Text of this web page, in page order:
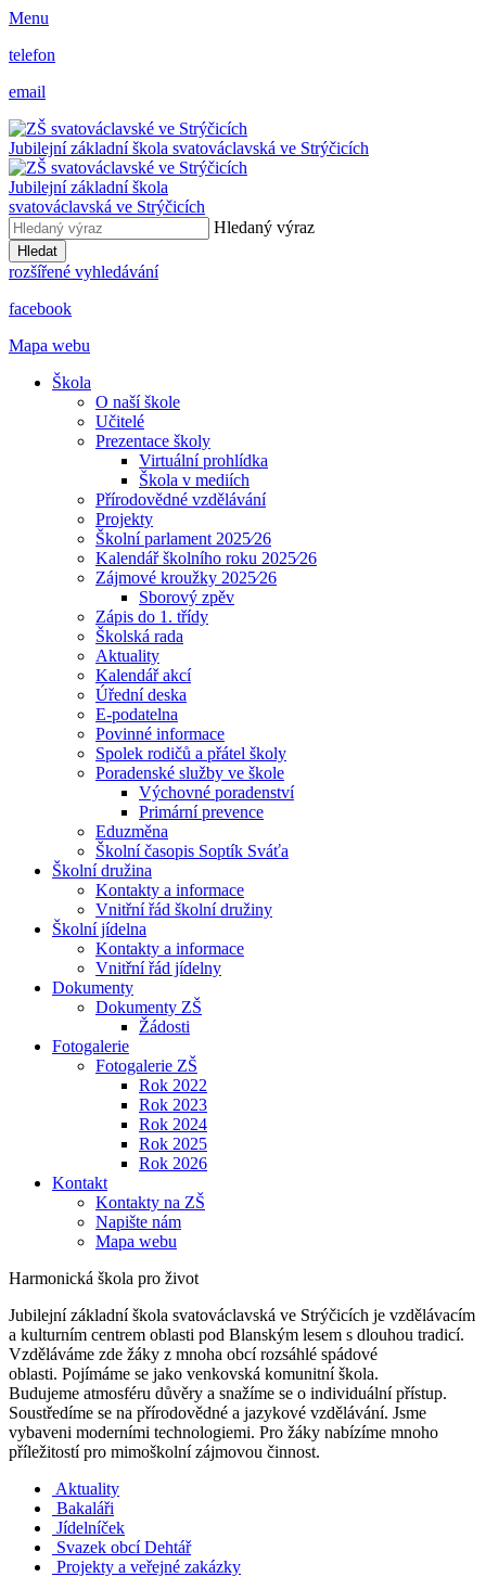
Menu
telefon
email
Jubilejní základní škola svatováclavská ve Strýčicích
Jubilejní základní škola
svatováclavská ve Strýčicích
Hledaný výraz
Hledat
rozšířené vyhledávání
facebook
Mapa webu
Škola
O naší škole
Učitelé
Prezentace školy
Virtuální prohlídka
Škola v mediích
Přírodovědné vzdělávání
Projekty
Školní parlament 2025⁄26
Kalendář školního roku 2025⁄26
Zájmové kroužky 2025⁄26
Sborový zpěv
Zápis do 1. třídy
Školská rada
Aktuality
Kalendář akcí
Úřední deska
E-podatelna
Povinné informace
Spolek rodičů a přátel školy
Poradenské služby ve škole
Výchovné poradenství
Primární prevence
Eduzměna
Školní časopis Soptík Sváťa
Školní družina
Kontakty a informace
Vnitřní řád školní družiny
Školní jídelna
Kontakty a informace
Vnitřní řád jídelny
Dokumenty
Dokumenty ZŠ
Žádosti
Fotogalerie
Fotogalerie ZŠ
Rok 2022
Rok 2023
Rok 2024
Rok 2025
Rok 2026
Kontakt
Kontakty na ZŠ
Napište nám
Mapa webu
Harmonická škola pro život
Jubilejní základní škola svatováclavská ve Strýčicích je vzdělávacím
a kulturním centrem oblasti pod Blanským lesem s dlouhou tradicí.
Vzděláváme zde žáky z mnoha obcí rozsáhlé spádové
oblasti. Pojímáme se jako venkovská komunitní škola.
Budujeme atmosféru důvěry a snažíme se o individuální přístup.
Soustředíme se na přírodovědné a jazykové vzdělávání. Jsme
vybaveni moderními technologiemi. Pro žáky nabízíme mnoho
příležitostí pro mimoškolní zájmovou činnost.
Aktuality
Bakaláři
Jídelníček
Svazek obcí Dehtář
Projekty a veřejné zakázky